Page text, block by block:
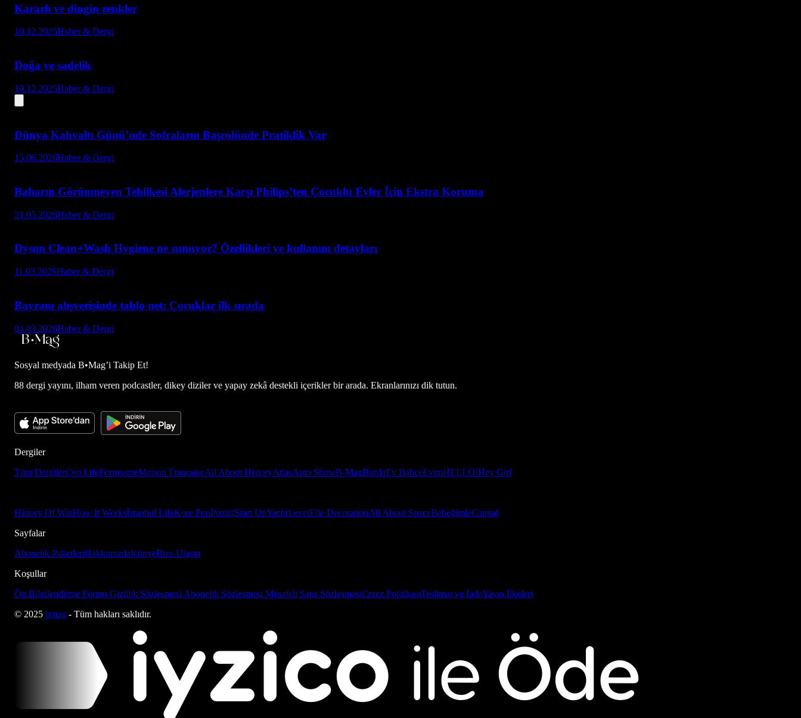
Kararlı ve dingin renkler
10.12.2025Haber & Dergi
Doğa ve sadelik
10.12.2025Haber & Dergi
Dünya Kahvaltı Günü’nde Sofraların Başrolünde Pratiklik Var
15.06.2026Haber & Dergi
Baharın Görünmeyen Tehlikesi Alerjenlere Karşı Philips’ten Çocuklu Evler İçin Ekstra Koruma
21.05.2026Haber & Dergi
Dyson Clean+Wash Hygiene ne sunuyor? Özellikleri ve kullanım detayları
11.03.2026Haber & Dergi
Bayram alışverişinde tablo net: Çocuklar ilk sırada
04.03.2026Haber & Dergi
Sosyal medyada B•Mag’i Takip Et!
88 dergi yayını, ilham veren podcastler, dikey diziler ve yapay zekâ destekli içerikler bir arada. Ekranlarınızı dik tutun.
Dergiler
Tüm DergilerCeo LifeFormsanteMaison FrançaiseAll About HistoryAtlasAuto ShowB-MagBurdaEv BahçeEvimHELLO!Hey Girl
History Of WarHow It Worksİstanbul LifeKore PopPozitifStart UpYachtLevelElle DecorationAll About SpaceBebeğimleCapital
Sayfalar
Abonelik PaketleriHakkımızdaKünyeBize Ulaşın
Koşullar
Ön Bilgilendirme Formu Gizlilik Sözleşmesi Abonelik Sözleşmesi Mesafeli Satış SözleşmesiÇerez PolitikasıTeslimat ve İadeYayın İlkeleri
© 2025 bmag - Tüm hakları saklıdır.